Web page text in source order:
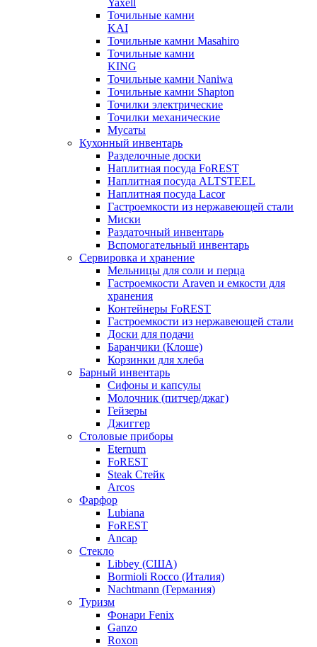
Точильные камни
KAI
Точильные камни Masahiro
Точильные камни
KING
Точильные камни Naniwa
Точильные камни Shapton
Точилки электрические
Точилки механические
Мусаты
Кухонный инвентарь
Разделочные доски
Наплитная посуда FoREST
Наплитная посуда ALTSTEEL
Наплитная посуда Lacor
Гастроемкости из нержавеющей стали
Миски
Раздаточный инвентарь
Вспомогательный инвентарь
Сервировка и хранение
Мельницы для соли и перца
Гастроемкости Araven и емкости для
хранения
Контейнеры FoREST
Гастроемкости из нержавеющей стали
Доски для подачи
Баранчики (Клоше)
Корзинки для хлеба
Барный инвентарь
Сифоны и капсулы
Молочник (питчер/джаг)
Гейзеры
Джиггер
Столовые приборы
Eternum
FoREST
Steak Стейк
Arcos
Фарфор
Lubiana
FoREST
Ancap
Стекло
Libbey (США)
Bormioli Rocco (Италия)
Nachtmann (Германия)
Туризм
Фонари Fenix
Ganzo
Roxon